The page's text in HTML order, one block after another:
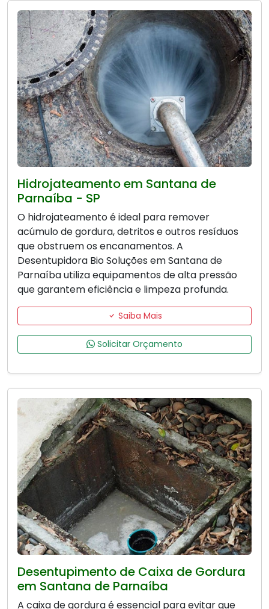
Hidrojateamento em Santana de
Parnaíba - SP
O hidrojateamento é ideal para remover
acúmulo de gordura, detritos e outros resíduos
que obstruem os encanamentos. A
Desentupidora Bio Soluções em Santana de
Parnaíba utiliza equipamentos de alta pressão
que garantem eficiência e limpeza profunda.
Saiba Mais
Solicitar Orçamento
Desentupimento de Caixa de Gordura
em Santana de Parnaíba
A caixa de gordura é essencial para evitar que